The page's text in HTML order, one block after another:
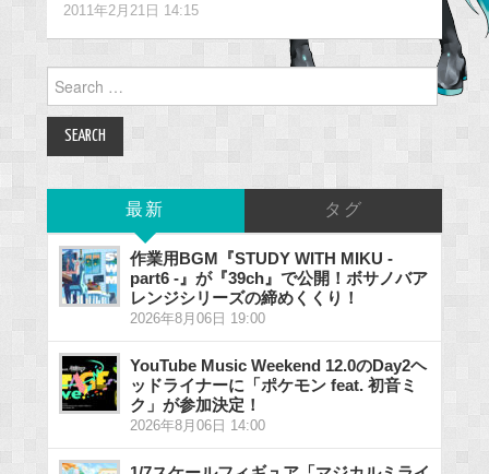
2011年2月21日 14:15
Search
for:
最新 タグ
作業用BGM『STUDY WITH MIKU -
part6 -』が『39ch』で公開！ボサノバア
レンジシリーズの締めくくり！
2026年8月06日 19:00
YouTube Music Weekend 12.0のDay2ヘ
ッドライナーに「ポケモン feat. 初音ミ
ク」が参加決定！
2026年8月06日 14:00